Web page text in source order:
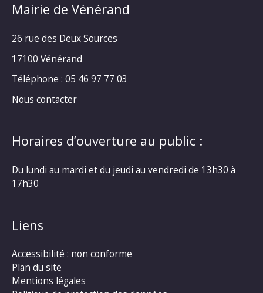
Mairie de Vénérand
26 rue des Deux Sources
17100 Vénérand
Téléphone : 05 46 97 77 03
Nous contacter
Horaires d’ouverture au public :
Du lundi au mardi et du jeudi au vendredi de 13h30 à
17h30
Liens
Accessibilité : non conforme
Plan du site
Mentions légales